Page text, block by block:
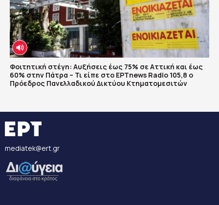
Φοιτητική στέγη: Αυξήσεις έως 75% σε Αττική και έως
60% στην Πάτρα – Τι είπε στο ΕΡΤnews Radio 105,8 ο
Πρόεδρος Πανελλαδικού Δικτύου Κτηματομεσιτών
mediatek@ert.gr